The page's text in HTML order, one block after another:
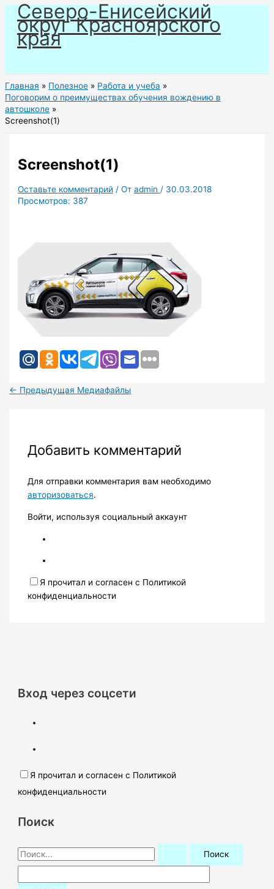
Перейти
содержимому
Северо-Енисейский
округ Красноярского
края
Главная Полезное
Работа и учеба
Поговорим о преимуществах обучения вождению в
автошколе
Screenshot(1)
Screenshot(1)
Оставьте комментарий / Отadmin / 30.03.2018
Просмотров: 387
← Предыдущая Медиафайлы
Добавить комментарий
Для отправки комментария вам необходимо
авторизоваться.
Войти, используя социальный аккаунт
Я прочитал и согласен с Политикой
конфиденциальности
Вход через соцсети
Я прочитал и согласен с Политикой
конфиденциальности
Поиск
П
о
и